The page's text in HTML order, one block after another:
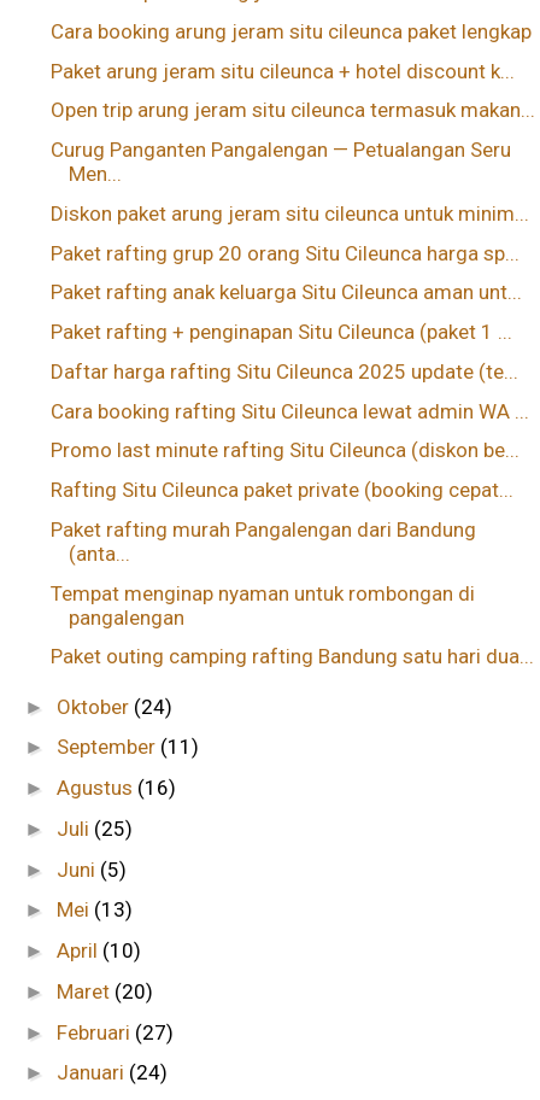
Cara booking arung jeram situ cileunca paket lengkap
Paket arung jeram situ cileunca + hotel discount k...
Open trip arung jeram situ cileunca termasuk makan...
Curug Panganten Pangalengan — Petualangan Seru
Men...
Diskon paket arung jeram situ cileunca untuk minim...
Paket rafting grup 20 orang Situ Cileunca harga sp...
Paket rafting anak keluarga Situ Cileunca aman unt...
Paket rafting + penginapan Situ Cileunca (paket 1 ...
Daftar harga rafting Situ Cileunca 2025 update (te...
Cara booking rafting Situ Cileunca lewat admin WA ...
Promo last minute rafting Situ Cileunca (diskon be...
Rafting Situ Cileunca paket private (booking cepat...
Paket rafting murah Pangalengan dari Bandung
(anta...
Tempat menginap nyaman untuk rombongan di
pangalengan
Paket outing camping rafting Bandung satu hari dua...
► Oktober (24)
► September (11)
►Agustus (16)
► Juli (25)
► Juni (5)
► Mei (13)
►April (10)
► Maret (20)
► Februari (27)
► Januari (24)